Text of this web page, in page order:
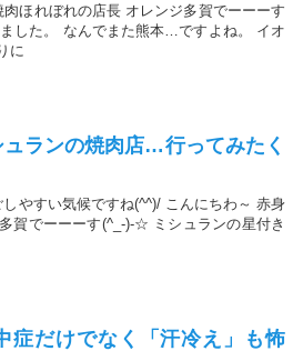
ほれぼれの店長 オレンジ多賀でーーーす
した。 なんでまた熊本…ですよね。 イオ
に
ンの焼肉店…行ってみたく
やすい気候ですね(^^)/ こんにちわ～ 赤身
賀でーーーす(^_-)-☆ ミシュランの星付き
だけでなく「汗冷え」も怖